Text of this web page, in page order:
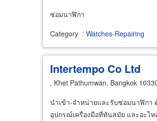
ซ่อมนาฬิกา
Category : Watches-Repairing
Intertempo Co Ltd
, Khet Pathumwan, Bangkok
นำเข้า-จำหน่ายและรับซ่อมนาฬิกา
อุปกรณ์เครื่องมือที่ทันสมัย และอะไ